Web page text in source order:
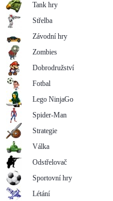
Tank hry
Střelba
Závodní hry
Zombies
Dobrodružství
Fotbal
Lego NinjaGo
Spider-Man
Strategie
Válka
Odstřelovač
Sportovní hry
Létání